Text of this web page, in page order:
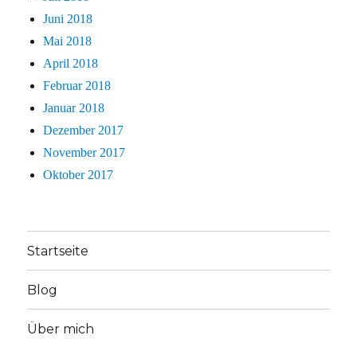
Juni 2018
Mai 2018
April 2018
Februar 2018
Januar 2018
Dezember 2017
November 2017
Oktober 2017
Startseite
Blog
Über mich